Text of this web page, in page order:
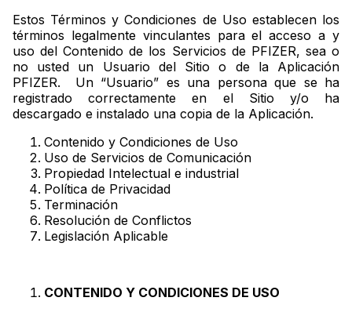
Estos Términos y Condiciones de Uso establecen los
términos legalmente vinculantes para el acceso a y
uso del Contenido de los Servicios de PFIZER, sea o
no usted un Usuario del Sitio o de la Aplicación
PFIZER. Un “Usuario” es una persona que se ha
registrado correctamente en el Sitio y/o ha
descargado e instalado una copia de la Aplicación.
Contenido y Condiciones de Uso
Uso de Servicios de Comunicación
Propiedad Intelectual e industrial
Política de Privacidad
Terminación
Resolución de Conflictos
Legislación Aplicable
CONTENIDO Y CONDICIONES DE USO